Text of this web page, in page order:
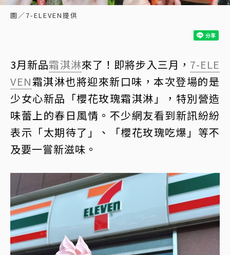
圖／7-ELEVEN提供
3月新品霜淇淋來了！即將步入三月， 7-ELE
VEN霜淇淋也將迎來新口味，本次登場的是
少女心新品「櫻花玫瑰霜淇淋」，特別營造
味蕾上的春日風情。不少網友看到新訊紛紛
表示「太期待了」、「櫻花玫瑰吃爆」等不
及要一嘗新滋味。